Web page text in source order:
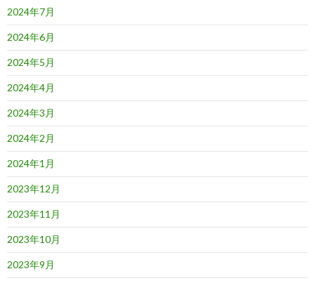
2024年7月
2024年6月
2024年5月
2024年4月
2024年3月
2024年2月
2024年1月
2023年12月
2023年11月
2023年10月
2023年9月